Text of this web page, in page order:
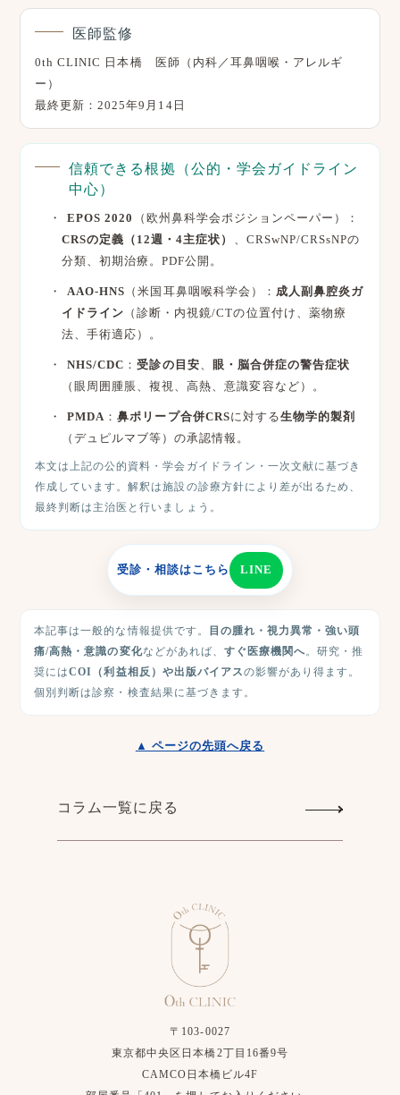
医師監修
0th CLINIC 日本橋 医師（内科／耳鼻咽喉・アレルギ
ー）
最終更新：2025年9月14日
信頼できる根拠（公的・学会ガイドライン
中心）
EPOS 2020
（欧州鼻科学会ポジションペーパー）：
CRSの定義（12週・4主症状） 、CRSwNP/CRSsNPの
分類、初期治療。PDF公開。
AAO-HNS （米国耳鼻咽喉科学会）： 成人副鼻腔炎ガ
イドライン （診断・内視鏡/CTの位置付け、薬物療
法、手術適応）。
NHS/CDC ：受診の目安、
眼・脳合併症の警告症状
（眼周囲腫脹、複視、高熱、意識変容など）。
PMDA ：鼻ポリープ合併CRSに対する生物学的製剤
（デュピルマブ等）の承認情報。
本文は上記の公的資料・学会ガイドライン・一次文献に基づき
作成しています。解釈は施設の診療方針により差が出るため、
最終判断は主治医と行いましょう。
受診・相談はこちら LINE
本記事は一般的な情報提供です。
目の腫れ・視力異常・強い頭
痛/高熱・意識の変化などがあれば、 すぐ医療機関へ。研究・推
奨にはCOI（利益相反）や出版バイアスの影響があり得ます。
個別判断は診察・検査結果に基づきます。
▲ ページの先頭へ戻る
コラム一覧に戻る
〒103-0027
東京都中央区日本橋2丁目16番9号
CAMCO日本橋ビル4F